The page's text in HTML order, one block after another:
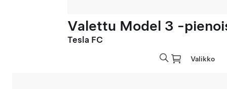
Valettu Model 3 -
Tesla FC
Valikko